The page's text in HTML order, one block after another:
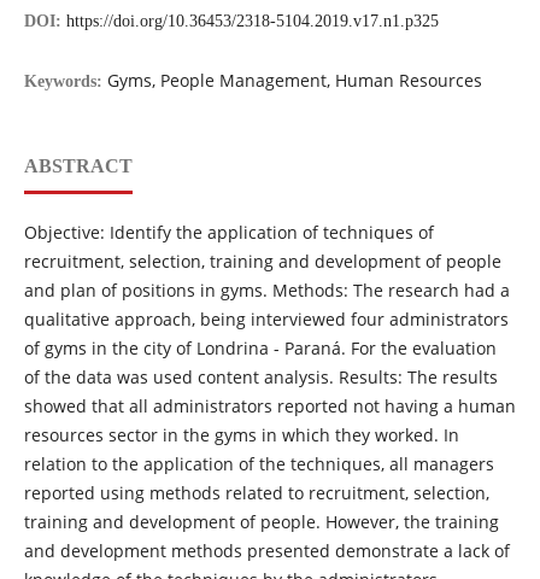
DOI: https://doi.org/10.36453/2318-5104.2019.v17.n1.p325
Keywords: Gyms, People Management, Human Resources
ABSTRACT
Objective: Identify the application of techniques of
recruitment, selection, training and development of people
and plan of positions in gyms. Methods: The research had a
qualitative approach, being interviewed four administrators
of gyms in the city of Londrina - Paraná. For the evaluation
of the data was used content analysis. Results: The results
showed that all administrators reported not having a human
resources sector in the gyms in which they worked. In
relation to the application of the techniques, all managers
reported using methods related to recruitment, selection,
training and development of people. However, the training
and development methods presented demonstrate a lack of